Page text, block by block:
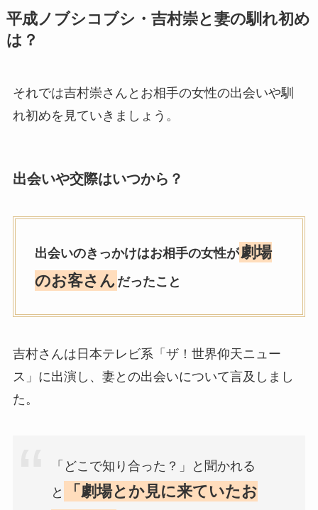
平成ノブシコブシ・吉村崇と妻の馴れ初め
は？
それでは吉村崇さんとお相手の女性の出会いや馴
れ初めを見ていきましょう。
出会いや交際はいつから？
出会いのきっかけはお相手の女性が劇場
のお客さん だったこと
吉村さんは日本テレビ系「ザ！世界仰天ニュー
ス」に出演し、妻との出会いについて言及しまし
た。
「どこで知り合った？」と聞かれる
と
「劇場とか見に来ていたお